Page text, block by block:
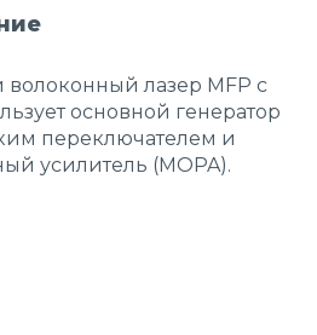
волоконный лазер MFP с
основной генератор
переключателем и
усилитель (MOPA).